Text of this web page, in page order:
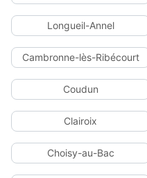
Longueil-Annel
Cambronne-lès-Ribécourt
Coudun
Clairoix
Choisy-au-Bac